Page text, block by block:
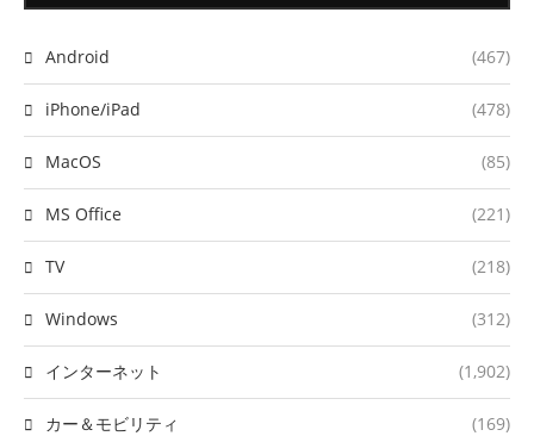
Android (467)
iPhone/iPad (478)
MacOS (85)
MS Office (221)
TV (218)
Windows (312)
インターネット (1,902)
カー＆モビリティ (169)